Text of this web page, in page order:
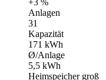
Anlagen
31
Kapazität
171 kWh
Ø/Anlage
5,5 kWh
Heimspeicher groß